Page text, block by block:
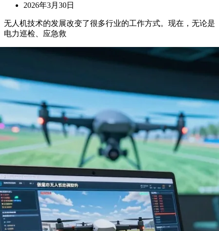
2026年3月30日
无人机技术的发展改变了很多行业的工作方式。现在，无论是
电力巡检、应急救